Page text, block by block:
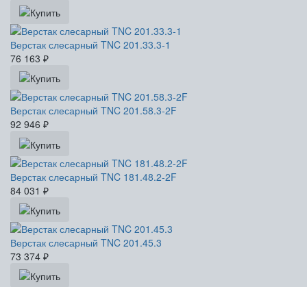
Верстак слесарный TNC 201.33.3-1
76 163 ₽
Верстак слесарный TNC 201.58.3-2F
92 946 ₽
Верстак слесарный TNC 181.48.2-2F
84 031 ₽
Верстак слесарный TNC 201.45.3
73 374 ₽